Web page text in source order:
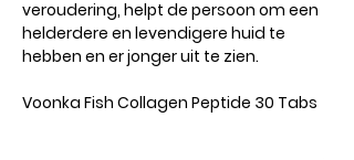
veroudering, helpt de persoon om een ​​
helderdere en levendigere huid te
hebben en er jonger uit te zien.
Voonka Fish Collagen Peptide 30 Tabs